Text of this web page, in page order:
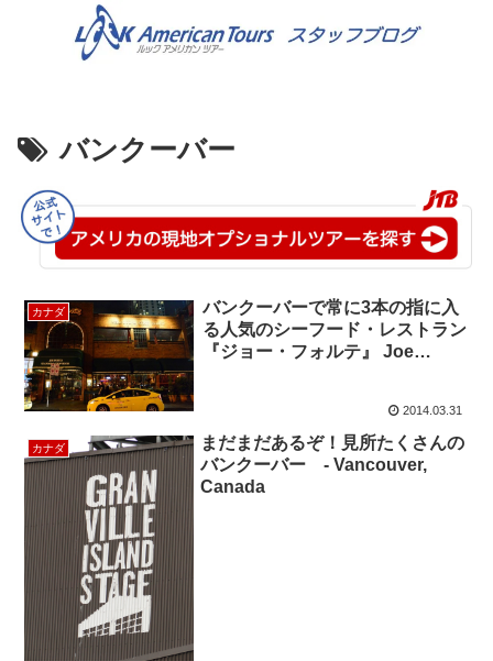
バンクーバー
カナダ
バンクーバーで常に3本の指に入
る人気のシーフード・レストラン
『ジョー・フォルテ』 Joe
2014.03.31
カナダ
まだまだあるぞ！見所たくさんの
バンクーバー - Vancouver,
Canada